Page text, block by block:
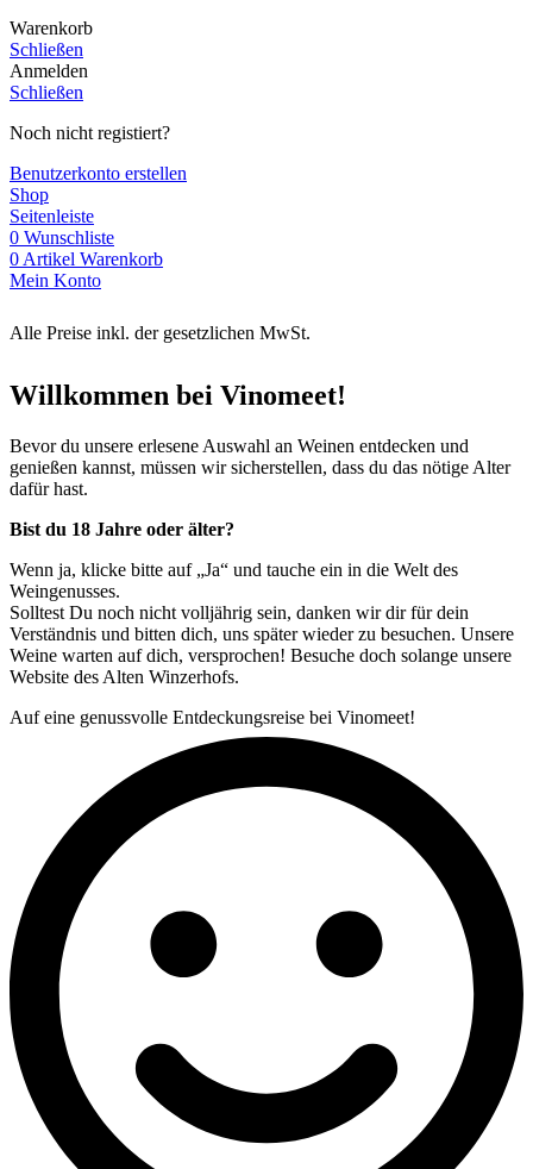
Warenkorb
Schließen
Anmelden
Schließen
Noch nicht registiert?
Benutzerkonto erstellen
Shop
Seitenleiste
0 Wunschliste
0 Artikel Warenkorb
Mein Konto
Alle Preise inkl. der gesetzlichen MwSt.
Willkommen bei Vinomeet!
Bevor du unsere erlesene Auswahl an Weinen entdecken und
genießen kannst, müssen wir sicherstellen, dass du das nötige Alter
dafür hast.
Bist du 18 Jahre oder älter?
Wenn ja, klicke bitte auf „Ja“ und tauche ein in die Welt des
Weingenusses.
Solltest Du noch nicht volljährig sein, danken wir dir für dein
Verständnis und bitten dich, uns später wieder zu besuchen. Unsere
Weine warten auf dich, versprochen! Besuche doch solange unsere
Website des Alten Winzerhofs.
Auf eine genussvolle Entdeckungsreise bei Vinomeet!